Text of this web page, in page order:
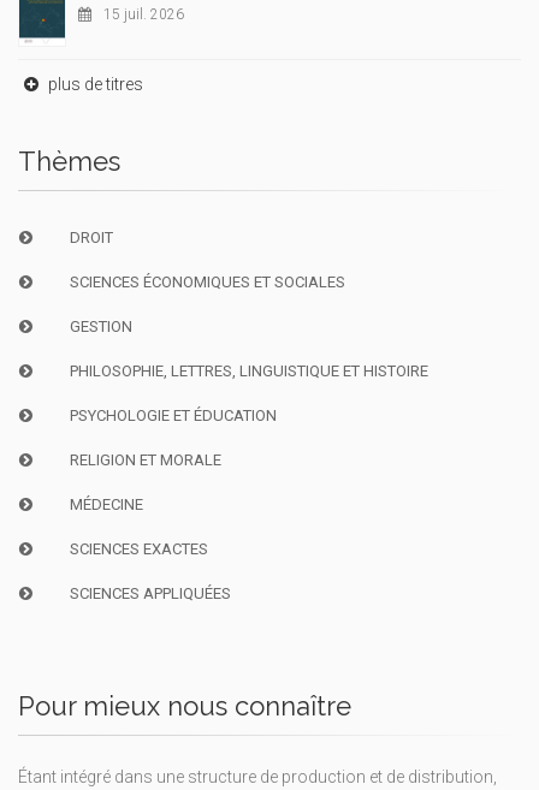
15 juil. 2026
plus de titres
Thèmes
DROIT
SCIENCES ÉCONOMIQUES ET SOCIALES
GESTION
PHILOSOPHIE, LETTRES, LINGUISTIQUE ET HISTOIRE
PSYCHOLOGIE ET ÉDUCATION
RELIGION ET MORALE
MÉDECINE
SCIENCES EXACTES
SCIENCES APPLIQUÉES
Pour mieux nous connaître
Étant intégré dans une structure de production et de distribution,